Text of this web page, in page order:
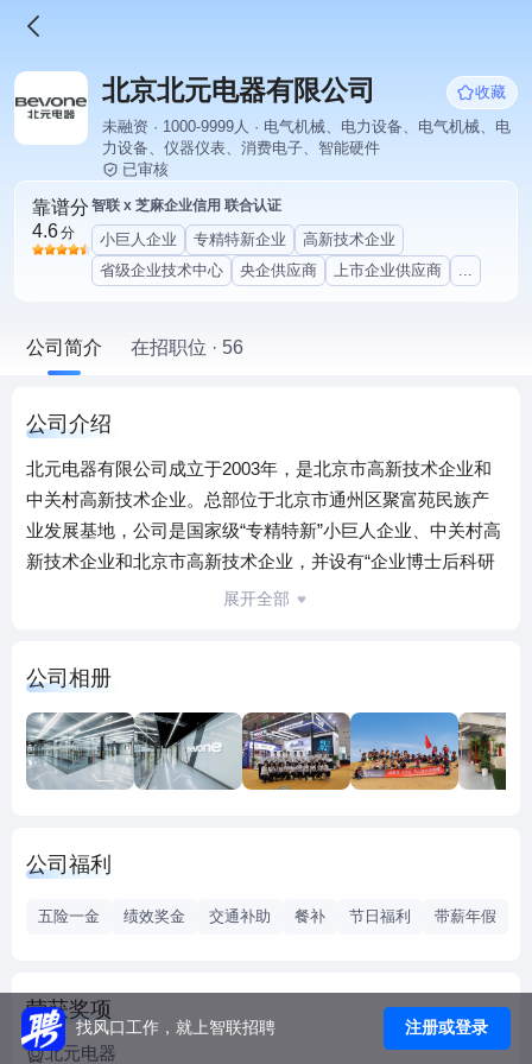
北京北元电器有限公司
收藏
未融资 · 1000-9999人 · 电气机械、电力设备、电气机械、电
力设备、仪器仪表、消费电子、智能硬件
已审核
靠谱分
4.6分
智联 x 芝麻企业信用 联合认证
小巨人企业 专精特新企业
高新技术企业
省级企业技术中心
央企供应商 上市企业供应商 ...
公司简介 在招职位 · 56
公司介绍
北元电器有限公司成立于2003年，是北京市高新技术企业和
中关村高新技术企业。总部位于北京市通州区聚富苑民族产
业发展基地，公司是国家级“专精特新”小巨人企业、中关村高
新技术企业和北京市高新技术企业，并设有“企业博士后科研
工作站”，实验中心满足国家 CNAS 标准，具备高原、高温、
秀供应商；新一代物联网低压电器产品搭载智能平台系统，
助力客户更加安全、便捷、高效的使用电能。 集团下设北元
电器、北元电力、北元电子三家公司，业务涉及电气元件、
智能配电、智能消防、成套设备、电力电子、能效管理等领
筑、新能源等领域。是北方最大的低压电器（交流）制造企
的智能配电和能效管理系统提供商，主要产品包括高低压成
套开关设备、智能配电系统和能效管理系统。公司以电力电
子为重点发展方向，在北京、深圳设有研发中心，打造专业
展开全部
公司相册
公司福利
五险一金 绩效奖金 交通补助 餐补 节日福利 带薪年假
荣获奖项
北元电器
找风口工作，就上智联招聘 注册或登录